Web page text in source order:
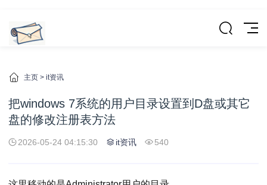
主页 > it资讯
把windows 7系统的用户目录设置到D盘或其它
盘的修改注册表方法
2026-05-24 04:15:30 it资讯 540